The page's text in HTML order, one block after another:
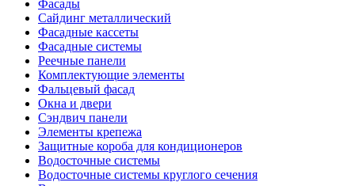
Фасады
Сайдинг металлический
Фасадные кассеты
Фасадные системы
Реечные панели
Комплектующие элементы
Фальцевый фасад
Окна и двери
Сэндвич панели
Элементы крепежа
Защитные короба для кондиционеров
Водосточные системы
Водосточные системы круглого сечения